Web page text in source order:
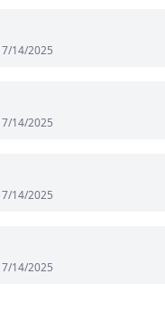
7/14/2025
7/14/2025
7/14/2025
7/14/2025